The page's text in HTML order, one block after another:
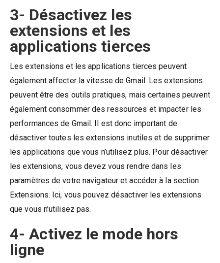
3- Désactivez les
extensions et les
applications tierces
Les extensions et les applications tierces peuvent
également affecter la vitesse de Gmail. Les extensions
peuvent être des outils pratiques, mais certaines peuvent
également consommer des ressources et impacter les
performances de Gmail. Il est donc important de
désactiver toutes les extensions inutiles et de supprimer
les applications que vous n’utilisez plus. Pour désactiver
les extensions, vous devez vous rendre dans les
paramètres de votre navigateur et accéder à la section
Extensions. Ici, vous pouvez désactiver les extensions
que vous n’utilisez pas.
4- Activez le mode hors
ligne